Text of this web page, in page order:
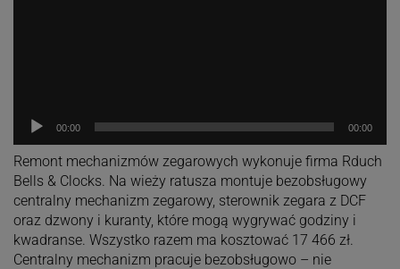
00:00 00:00
Remont mechanizmów zegarowych wykonuje firma Rduch
Bells & Clocks. Na wieży ratusza montuje bezobsługowy
centralny mechanizm zegarowy, sterownik zegara z DCF
oraz dzwony i kuranty, które mogą wygrywać godziny i
kwadranse. Wszystko razem ma kosztować 17 466 zł.
Centralny mechanizm pracuje bezobsługowo – nie